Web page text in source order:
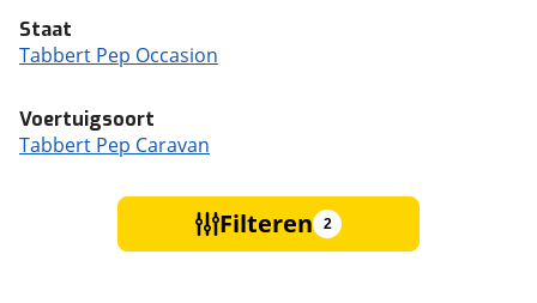
Staat
Tabbert Pep Occasion
Voertuigsoort
Tabbert Pep Caravan
Filteren 2